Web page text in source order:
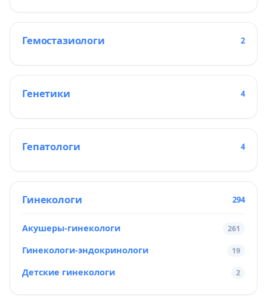
Гемостазиологи 2
Генетики 4
Гепатологи 4
Гинекологи 294
Акушеры-гинекологи 261
Гинекологи-эндокринологи 19
Детские гинекологи 2